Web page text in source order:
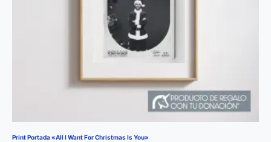
Print Portada «All I Want For Christmas Is You»